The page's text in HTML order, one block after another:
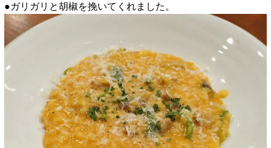
●ガリガリと胡椒を挽いてくれました。